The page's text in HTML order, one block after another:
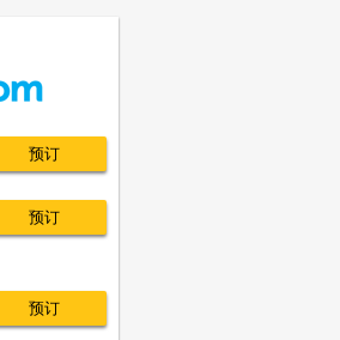
预订
预订
预订